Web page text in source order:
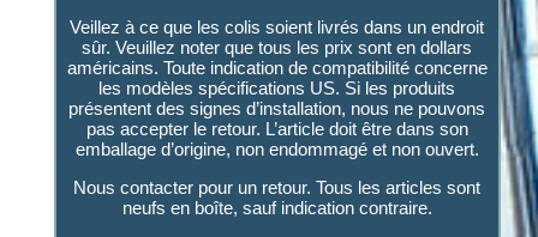
Veillez à ce que les colis soient livrés dans un endroit
sûr. Veuillez noter que tous les prix sont en dollars
américains. Toute indication de compatibilité concerne
les modèles spécifications US. Si les produits
présentent des signes d’installation, nous ne pouvons
pas accepter le retour. L’article doit être dans son
emballage d’origine, non endommagé et non ouvert.
Nous contacter pour un retour. Tous les articles sont
neufs en boîte, sauf indication contraire.